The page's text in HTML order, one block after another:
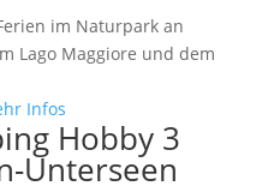
im Naturpark an
Lago Maggiore und dem
Infos
Hobby 3
Unterseen